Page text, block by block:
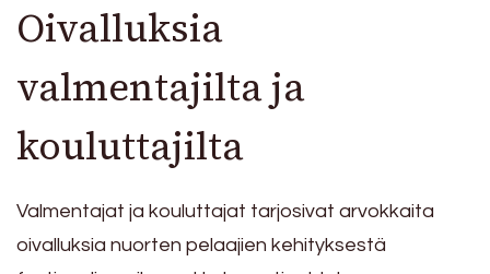
Oivalluksia
valmentajilta ja
kouluttajilta
Valmentajat ja kouluttajat tarjosivat arvokkaita
oivalluksia nuorten pelaajien kehityksestä